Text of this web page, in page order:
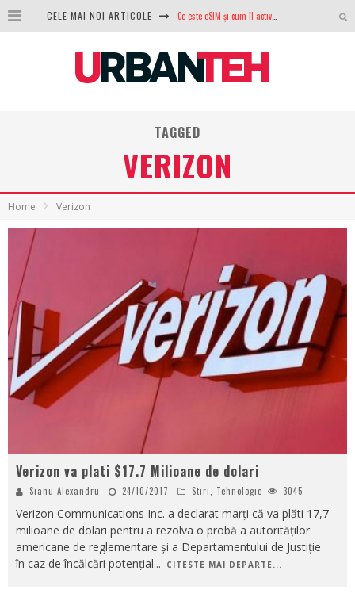
CELE MAI NOI ARTICOLE 100 GB de internet mobil gratuit de la Orange. Fără contract, fără acte și fără obligații
TAGGED
VERIZON
Home Verizon
Verizon va plati $17.7 Milioane de dolari
Sianu Alexandru 24/10/2017 Stiri, Tehnologie 3045
Verizon Communications Inc. a declarat marți că va plăti 17,7
milioane de dolari pentru a rezolva o probă a autorităților
americane de reglementare și a Departamentului de Justiție
în caz de încălcări potențial... CITESTE MAI DEPARTE...